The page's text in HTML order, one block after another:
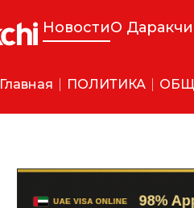
НовостиО Даракчи
Главная ПОЛИТИКА